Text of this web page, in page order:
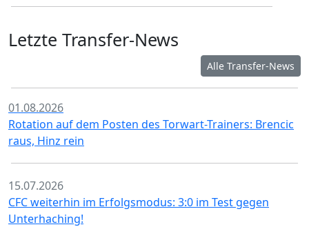
Letzte Transfer-News
Alle Transfer-News
01.08.2026
Rotation auf dem Posten des Torwart-Trainers: Brencic
raus, Hinz rein
15.07.2026
CFC weiterhin im Erfolgsmodus: 3:0 im Test gegen
Unterhaching!